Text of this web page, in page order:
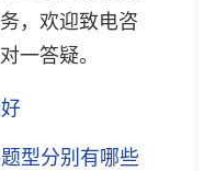
，欢迎致电咨
一答疑。
型分别有哪些